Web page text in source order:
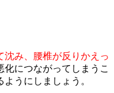
沈み、腰椎が反りかえっ
化につながってしまうこ
うにしましょう。